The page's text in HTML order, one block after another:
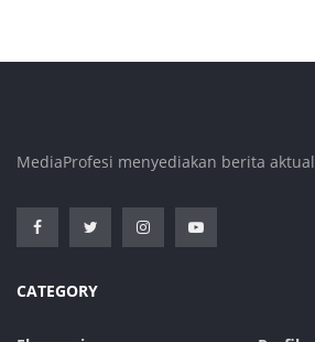
MediaProfesi menyediakan berita aktual
CATEGORY